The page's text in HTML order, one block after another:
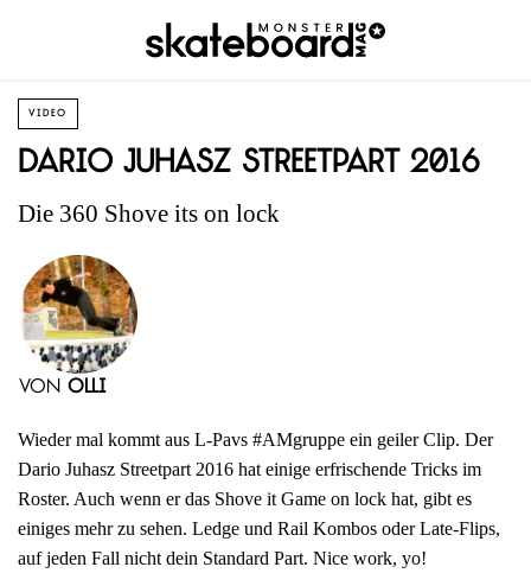
VIDEO
Dario Juhasz Streetpart 2016
Die 360 Shove its on lock
von Olli
Wieder mal kommt aus L-Pavs #AMgruppe ein geiler Clip. Der
Dario Juhasz Streetpart 2016 hat einige erfrischende Tricks im
Roster. Auch wenn er das Shove it Game on lock hat, gibt es
einiges mehr zu sehen. Ledge und Rail Kombos oder Late-Flips,
auf jeden Fall nicht dein Standard Part. Nice work, yo!